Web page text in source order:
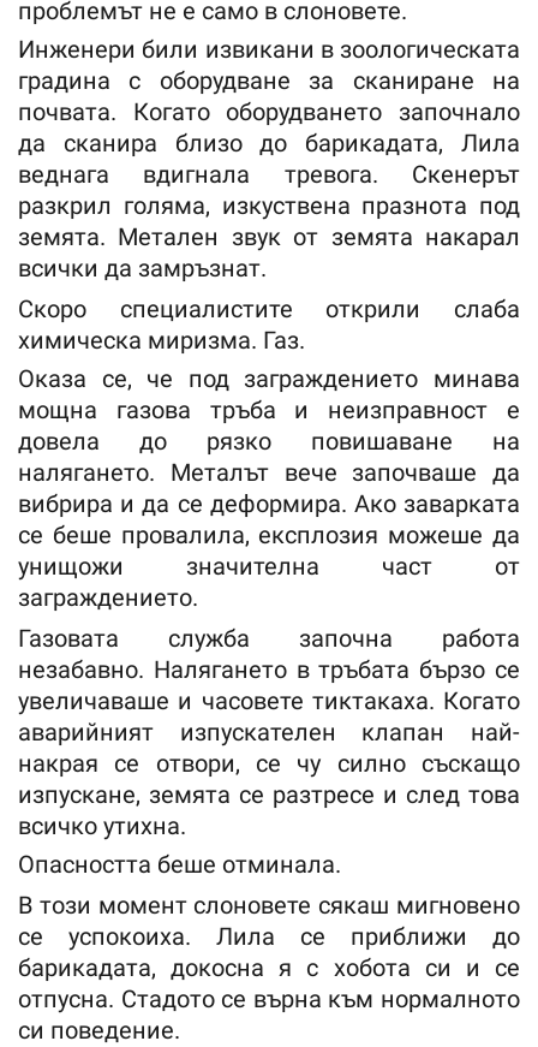
проблемът не е само в слоновете.
Инженери били извикани в зоологическата
градина с оборудване за сканиране на
почвата. Когато оборудването започнало
да сканира близо до барикадата, Лила
веднага вдигнала тревога. Скенерът
разкрил голяма, изкуствена празнота под
земята. Метален звук от земята накарал
всички да замръзнат.
Скоро специалистите открили слаба
химическа миризма. Газ.
Оказа се, че под заграждението минава
мощна газова тръба и неизправност е
довела до рязко повишаване на
налягането. Металът вече започваше да
вибрира и да се деформира. Ако заварката
се беше провалила, експлозия можеше да
унищожи значителна част от
заграждението.
Газовата служба започна работа
незабавно. Налягането в тръбата бързо се
увеличаваше и часовете тиктакаха. Когато
аварийният изпускателен клапан най-
накрая се отвори, се чу силно съскащо
изпускане, земята се разтресе и след това
всичко утихна.
Опасността беше отминала.
В този момент слоновете сякаш мигновено
се успокоиха. Лила се приближи до
барикадата, докосна я с хобота си и се
отпусна. Стадото се върна към нормалното
си поведение.